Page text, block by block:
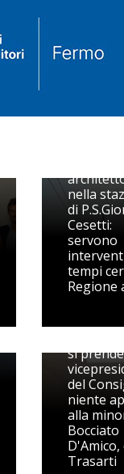
nella
di
Cesetti:
servono
tempi
Regione
si
del
niente
alla
Bocciato
D'Amico,
Trasarti